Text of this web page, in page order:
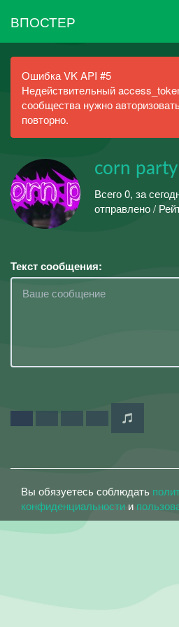
ВПОСТЕР
Ошибка VK API #5
Недействительный
сообщества нужно
повторно.
corn
Всего 0, за
отправлено /
Текст сообщения:
Вы обязуетесь соблюдать
конфиденциальности и